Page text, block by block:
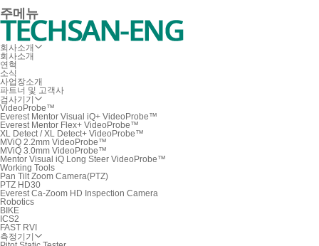
주메뉴
회사소개
회사소개
연혁
소식
사업장소개
파트너 및 고객사
검사기기
VideoProbe™
Everest Mentor Visual iQ+ VideoProbe™
Everest Mentor Flex+ VideoProbe™
XL Detect / XL Detect+ VideoProbe™
MViQ 2.2mm VideoProbe™
MViQ 3.0mm VideoProbe™
Mentor Visual iQ Long Steer VideoProbe™
Working Tools
Pan Tilt Zoom Camera(PTZ)
PTZ HD30
Everest Ca-Zoom HD Inspection Camera
Robotics
BIKE
ICS2
FAST RVI
측정기기